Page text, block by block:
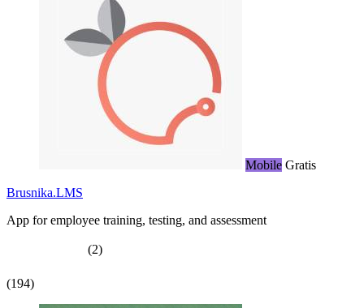
Mobile Gratis
Brusnika.LMS
App for employee training, testing, and assessment
(2)
(194)